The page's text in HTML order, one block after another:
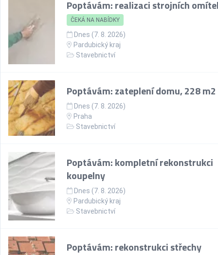
Poptávám: realizaci strojních
ČEKÁ NA NABÍDKY
Dnes (7. 8. 2026)
Pardubický kraj
Stavebnictví
Poptávám: zateplení domu, 228 m2
Dnes (7. 8. 2026)
Praha
Stavebnictví
Poptávám: kompletní rekonstrukci
koupelny
Dnes (7. 8. 2026)
Pardubický kraj
Stavebnictví
Poptávám: rekonstrukci střechy